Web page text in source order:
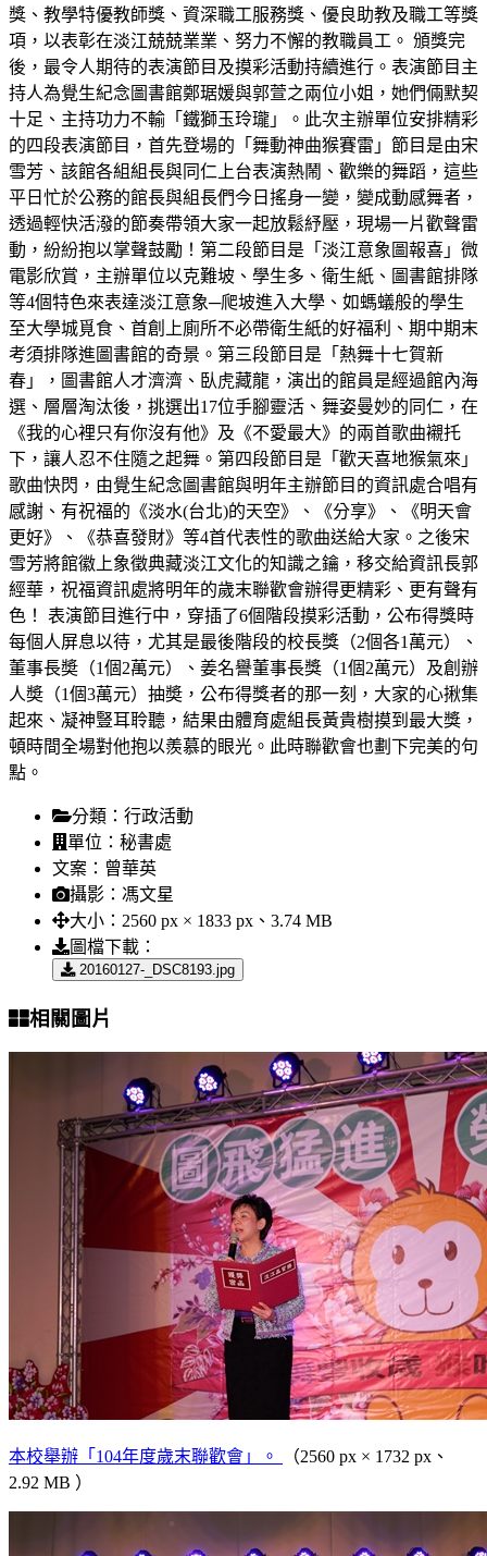
獎、教學特優教師獎、資深職工服務獎、優良助教及職工等獎
項，以表彰在淡江兢兢業業、努力不懈的教職員工。 頒獎完
後，最令人期待的表演節目及摸彩活動持續進行。表演節目主
持人為覺生紀念圖書館鄭琚媛與郭萱之兩位小姐，她們倆默契
十足、主持功力不輸「鐵獅玉玲瓏」。此次主辦單位安排精彩
的四段表演節目，首先登場的「舞動神曲猴賽雷」節目是由宋
雪芳、該館各組組長與同仁上台表演熱鬧、歡樂的舞蹈，這些
平日忙於公務的館長與組長們今日搖身一變，變成動感舞者，
透過輕快活潑的節奏帶領大家一起放鬆紓壓，現場一片歡聲雷
動，紛紛抱以掌聲鼓勵！第二段節目是「淡江意象圖報喜」微
電影欣賞，主辦單位以克難坡、學生多、衛生紙、圖書館排隊
等4個特色來表達淡江意象─爬坡進入大學、如螞蟻般的學生
至大學城覓食、首創上廁所不必帶衛生紙的好福利、期中期末
考須排隊進圖書館的奇景。第三段節目是「熱舞十七賀新
春」，圖書館人才濟濟、臥虎藏龍，演出的館員是經過館內海
選、層層淘汰後，挑選出17位手腳靈活、舞姿曼妙的同仁，在
《我的心裡只有你沒有他》及《不愛最大》的兩首歌曲襯托
下，讓人忍不住隨之起舞。第四段節目是「歡天喜地猴氣來」
歌曲快閃，由覺生紀念圖書館與明年主辦節目的資訊處合唱有
感謝、有祝福的《淡水(台北)的天空》、《分享》、《明天會
更好》、《恭喜發財》等4首代表性的歌曲送給大家。之後宋
雪芳將館徽上象徵典藏淡江文化的知識之鑰，移交給資訊長郭
經華，祝福資訊處將明年的歲末聯歡會辦得更精彩、更有聲有
色！ 表演節目進行中，穿插了6個階段摸彩活動，公布得獎時
每個人屏息以待，尤其是最後階段的校長獎（2個各1萬元）、
董事長奬（1個2萬元）、姜名譽董事長獎（1個2萬元）及創辦
人奬（1個3萬元）抽奬，公布得獎者的那一刻，大家的心揪集
起來、凝神豎耳聆聽，結果由體育處組長黃貴樹摸到最大獎，
頓時間全場對他抱以羨慕的眼光。此時聯歡會也劃下完美的句
點。
分類： 行政活動
單位： 秘書處
文案： 曾華英
攝影： 馮文星
大小： 2560 px × 1833 px、3.74 MB
圖檔下載：
20160127-_DSC8193.jpg
相關圖片
本校舉辦「104年度歲末聯歡會」。
（2560 px × 1732 px、
2.92 MB ）